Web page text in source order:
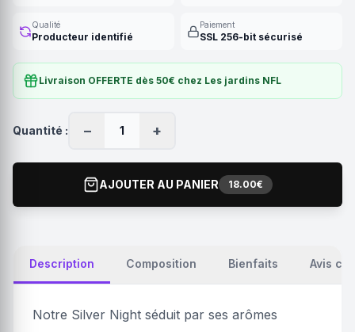
Qualité
Producteur identifié
Paiement
SSL 256-bit sécurisé
Livraison OFFERTE dès 50€ chez Les jardins NFL
Quantité : − 1 +
AJOUTER AU PANIER 18.00€
Description Composition Bienfaits Avis
Notre Silver Night séduit par ses arômes